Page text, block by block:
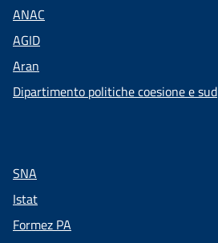
ANAC
AGID
Aran
Dipartimento politiche coesione e sud
SNA
Istat
Formez PA